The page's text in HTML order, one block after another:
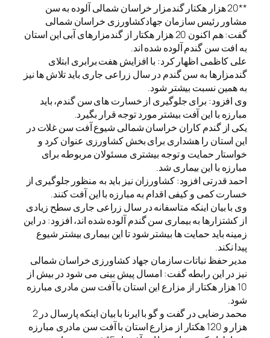
**20 هزار هکتار گندمزار خراسان شمالی آلوده به سن
مشاور رئیس سازمان جهادکشاورزی خراسان شمالی
گفت: هم اکنون 20 هزار هکتار از گندمزارهای آبی این استان
به افت سن گندم آلوده شده اند.
علی کاظمی اظهار کرد: با افزایش هفت برابری ابتلای
گندمزارها به سن گندم در سال زراعی جاری باید تلاش ها نیز
به همین نسبت بیشتر شود.
وی افزود: برای جلوگیری از خسارت های سن گندم، باید
مبارزه با این آفت بیشتر مورد توجه قرار بگیرد.
یکی از گندم کاران خراسان شمالی شیوع آفت سن غلات در
این استان را هشداری برای بخش کشاورزی عنوان کرد و
خواستار حمایت و توجه بیشتری مسئولان مربوطه برای
مبارزه با این بیماری شد.
احمد قدرتی افزود: کشاورزان نیز باید به منظور جلوگیری از
خسارت کمی و کیفی اقدام به مبارزه با این آفت کنند.
وی با بیان اینکه متاسفانه در سال زراعی جاری سطح زیادی
از کشتزارها به بیماری سن گندم آلوده شده اند، افزود: در این
زمینه باید حمایت ها بیشتر شود تا این بیماری بیشتر شیوع
پیدا نکند.
مدیر حفظ نباتات سازمان جهاد کشاورزی خراسان شمالی
نیز در این رابطه گفت: امسال پیش بینی می شود در بیش از
10 هزار هکتار از مزارع این استان با آفت سن مادری مبارزه
شود.
محمد رضایی در گفت و گو با ایرنا با بیان اینکه پارسال در 2
هزار و 120 هکتار از مزارع استان با آفت سن مادری مبارزه